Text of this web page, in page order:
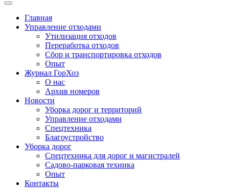
Главная
Управление отходами
Утилизация отходов
Переработка отходов
Сбор и транспортировка отходов
Опыт
Журнал ГорХоз
О нас
Архив номеров
Новости
Уборка дорог и территорий
Управление отходами
Спецтехника
Благоустройство
Уборка дорог
Спецтехника для дорог и магистралей
Садово-парковая техника
Опыт
Контакты